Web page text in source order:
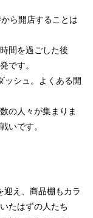
ら開店することは
間を過ごした後
です。
ッシュ。よくある開
の人々が集まりま
いです。
迎え、商品棚もカラ
たはずの人たち